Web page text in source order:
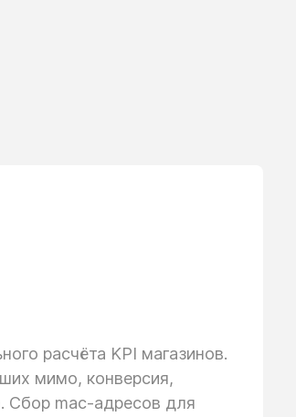
расчёта KPI магазинов.
мимо, конверсия,
Сбор mac-адресов для